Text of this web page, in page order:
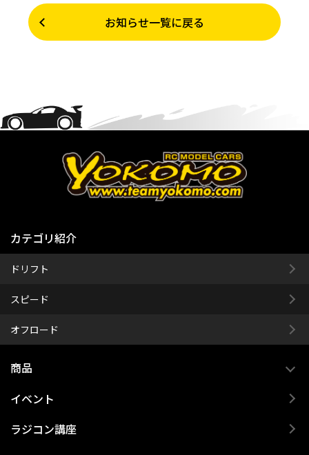
お知らせ一覧に戻る
カテゴリ紹介
ドリフト
スピード
オフロード
商品
イベント
ラジコン講座